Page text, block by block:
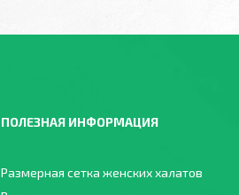
ПОЛЕЗНАЯ ИНФОРМАЦИЯ
Размерная сетка женских халатов